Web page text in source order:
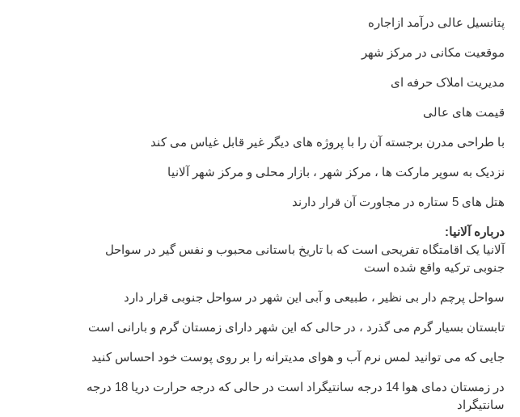
پتانسیل عالی درآمد ازاجاره
موقعیت مکانی در مرکز شهر
مدیریت املاک حرفه ای
قیمت های عالی
با طراحی مدرن برجسته آن را با پروژه های دیگر غیر قابل غیاس می کند
نزدیک به سوپر مارکت ها ، مرکز شهر ، بازار محلی و مرکز شهر آلانیا
هتل های 5 ستاره در مجاورت آن قرار دارند
:درباره آلانیا
آلانیا یک اقامتگاه تفریحی است که با تاریخ باستانی محبوب و نفس گیر در سواحل
جنوبی ترکیه واقع شده است
سواحل پرچم دار بی نظیر ، طبیعی و آبی این شهر در سواحل جنوبی قرار دارد
تابستان بسیار گرم می گذرد ، در حالی که این شهر دارای زمستان گرم و بارانی است
جایی که می توانید لمس نرم آب و هوای مدیترانه را بر روی پوست خود احساس کنید
در زمستان دمای هوا 14 درجه سانتیگراد است در حالی که درجه حرارت دریا 18 درجه
سانتیگراد